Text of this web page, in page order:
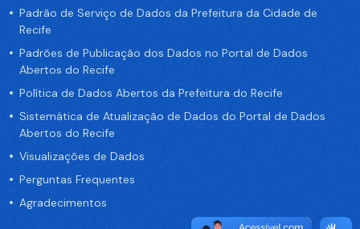
Padrão de Serviço de Dados da Prefeitura da Cidade de
Recife
Padrões de Publicação dos Dados no Portal de Dados
Abertos do Recife
Política de Dados Abertos da Prefeitura do Recife
Sistemática de Atualização de Dados do Portal de Dados
Abertos do Recife
Visualizações de Dados
Perguntas Frequentes
Agradecimentos